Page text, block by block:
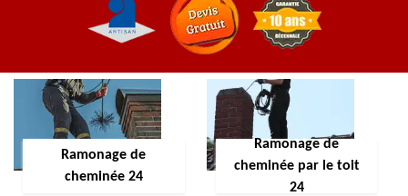
Ramonage de
cheminée 24
Ramonage de
cheminée par le toit
24